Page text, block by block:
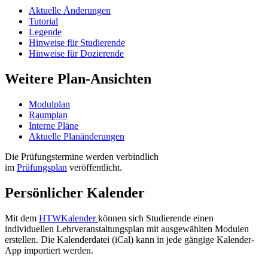
Aktuelle Änderungen
Tutorial
Legende
Hinweise für Studierende
Hinweise für Dozierende
Weitere Plan-Ansichten
Modulplan
Raumplan
Interne Pläne
Aktuelle Planänderungen
Die Prüfungstermine werden verbindlich
im Prüfungsplan veröffentlicht.
Persönlicher Kalender
Mit dem HTWKalenderkönnen sich Studierende einen
individuellen Lehrveranstaltungsplan mit ausgewählten Modulen
erstellen. Die Kalenderdatei (iCal) kann in jede gängige Kalender-
App importiert werden.